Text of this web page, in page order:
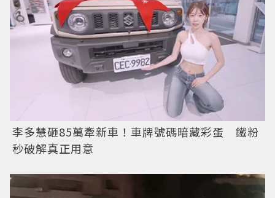
李多慧砸85萬牽新車！車牌號碼暗藏彩蛋 鐵粉
秒破解真正用意